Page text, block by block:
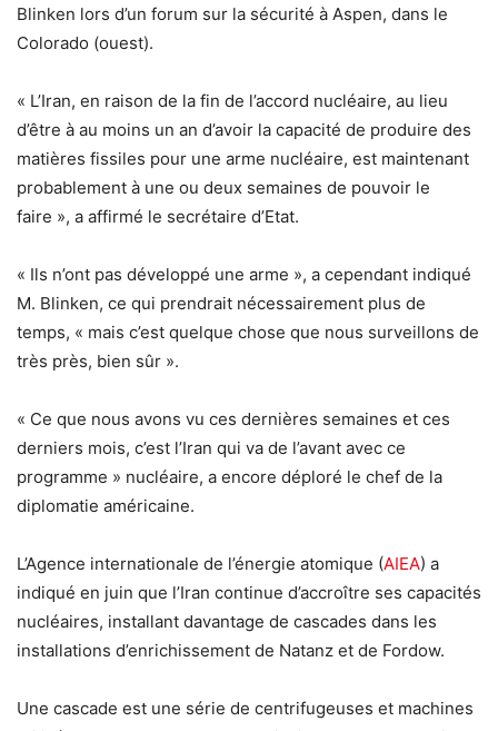
Blinken lors d’un forum sur la sécurité à Aspen, dans le
Colorado (ouest).
« L’Iran, en raison de la fin de l’accord nucléaire, au lieu
d’être à au moins un an d’avoir la capacité de produire des
matières fissiles pour une arme nucléaire, est maintenant
probablement à une ou deux semaines de pouvoir le
faire », a affirmé le secrétaire d’Etat.
« Ils n’ont pas développé une arme », a cependant indiqué
M. Blinken, ce qui prendrait nécessairement plus de
temps, « mais c’est quelque chose que nous surveillons de
très près, bien sûr ».
« Ce que nous avons vu ces dernières semaines et ces
derniers mois, c’est l’Iran qui va de l’avant avec ce
programme » nucléaire, a encore déploré le chef de la
diplomatie américaine.
L’Agence internationale de l’énergie atomique (AIEA) a
indiqué en juin que l’Iran continue d’accroître ses capacités
nucléaires, installant davantage de cascades dans les
installations d’enrichissement de Natanz et de Fordow.
Une cascade est une série de centrifugeuses et machines